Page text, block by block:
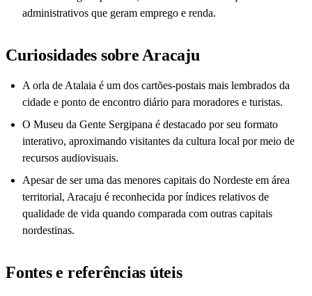
administrativos que geram emprego e renda.
Curiosidades sobre Aracaju
A orla de Atalaia é um dos cartões-postais mais lembrados da
cidade e ponto de encontro diário para moradores e turistas.
O Museu da Gente Sergipana é destacado por seu formato
interativo, aproximando visitantes da cultura local por meio de
recursos audiovisuais.
Apesar de ser uma das menores capitais do Nordeste em área
territorial, Aracaju é reconhecida por índices relativos de
qualidade de vida quando comparada com outras capitais
nordestinas.
Fontes e referências úteis